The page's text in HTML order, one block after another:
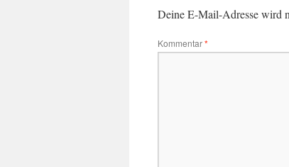
Deine E-Mail-Adresse wird
Kommentar*